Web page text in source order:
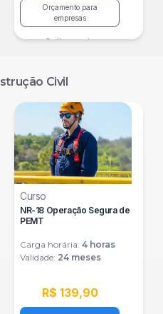
Orçamento para
empresas
Saiba mais
Civil
Curso
NR-18 Operação Segura de
PEMT
Carga horária: 4 horas
Validade: 24 meses
R$ 139,90